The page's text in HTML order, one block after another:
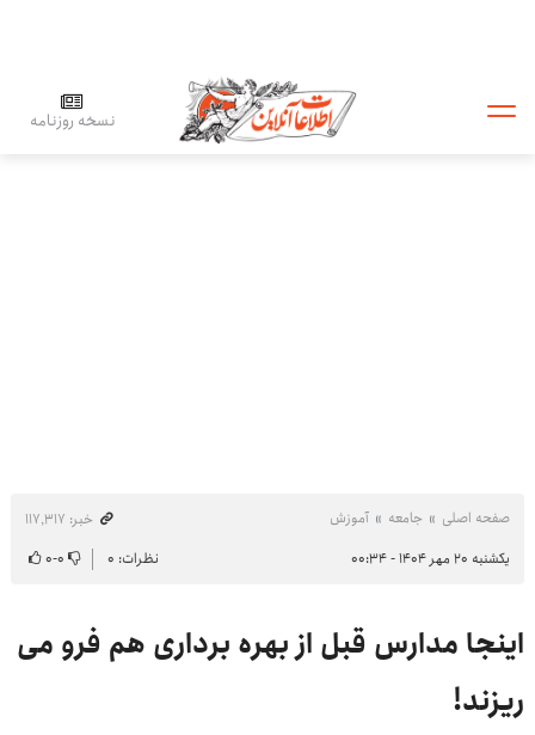
نسخه روزنامه
صفحه اصلی جامعه آموزش
خبر: ۱۱۷٬۳۱۷
یکشنبه ۲۰ مهر ۱۴۰۴ - ۰۰:۳۴
نظرات: ۰ ۰-۰
اینجا مدارس قبل از بهره برداری هم فرو می
ریزند!